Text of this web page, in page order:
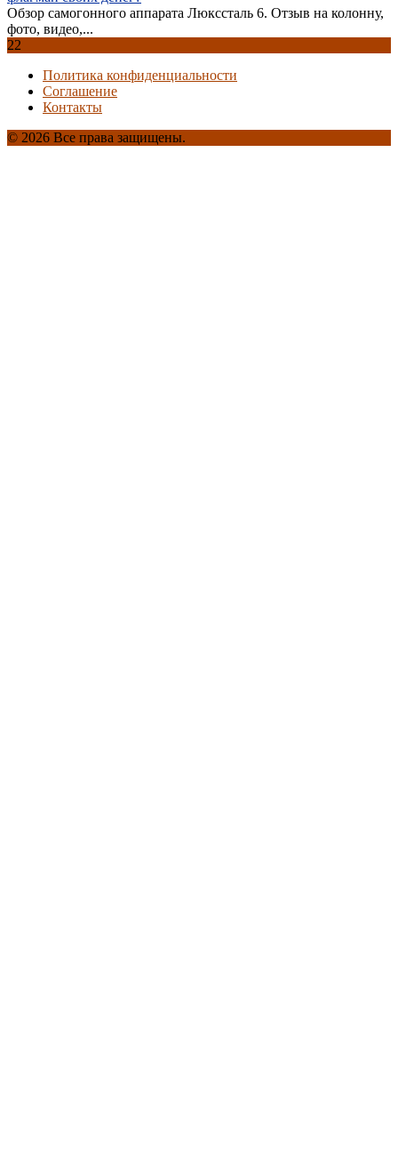
Обзор самогонного аппарата Люкссталь 6. Отзыв на колонну,
фото, видео,...
22
Политика конфиденциальности
Соглашение
Контакты
© 2026 Все права защищены.